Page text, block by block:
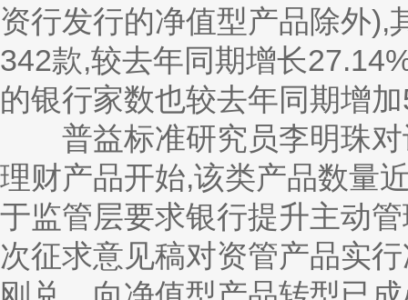
资行发行的净值型产品除外),
342款,较去年同期增长
的银行家数也较去年同期增
普益标准研究员李明珠对
理财产品开始,该类产品数量
于监管层要求银行提升主动
次征求意见稿对资管产品实